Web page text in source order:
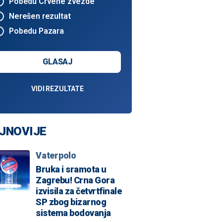
Nerešen rezultat
Pobedu Pazara
GLASAJ
VIDI REZULTATE
Vaterpolo
Bruka i sramota u
Zagrebu! Crna Gora
izvisila za četvrtfinale
SP zbog bizarnog
sistema bodovanja